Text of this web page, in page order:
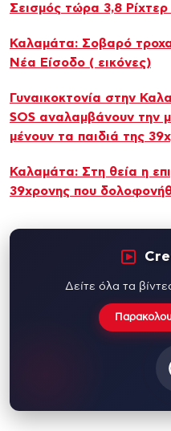
Σεισμός τώρα 3,8
Καλαμάτα: Σοβαρό
Νέα Είσοδο ( εικόνες)
Γυναικοκτονία στην
SOS αναλαμβάνουν την
μένουν τα παιδιά της
Καλαμάτα: Στη θεία η
39χρονης που
Δείτε όλα τα